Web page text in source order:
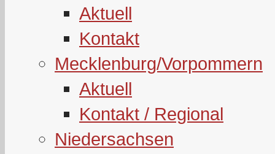
Aktuell
Kontakt
Mecklenburg/Vorpommern
Aktuell
Kontakt / Regional
Niedersachsen